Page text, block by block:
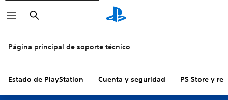
Buscar
Página principal de soporte técnico
Estado de PlayStation Cuenta y seguridad PS Store y